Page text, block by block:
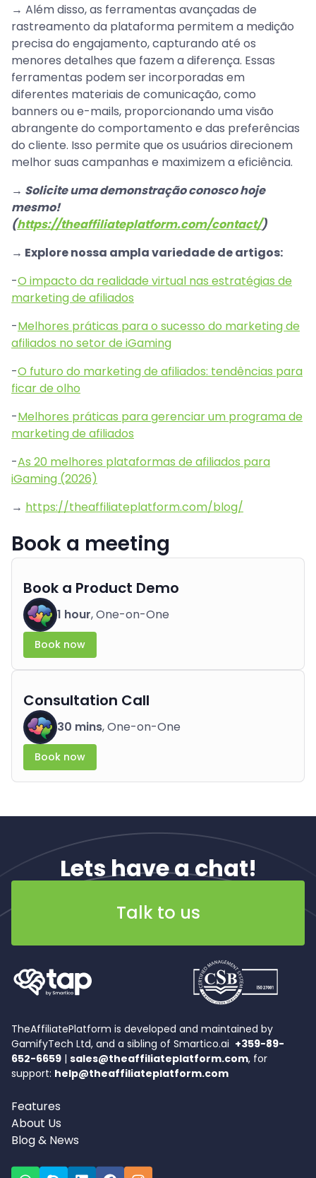
→ Além disso, as ferramentas avançadas de
rastreamento da plataforma permitem a medição
precisa do engajamento, capturando até os
menores detalhes que fazem a diferença. Essas
ferramentas podem ser incorporadas em
diferentes materiais de comunicação, como
banners ou e-mails, proporcionando uma visão
abrangente do comportamento e das preferências
do cliente. Isso permite que os usuários direcionem
melhor suas campanhas e maximizem a eficiência.
→ Solicite uma demonstração conosco hoje
mesmo!
(https://theaffiliateplatform.com/contact/)
→ Explore nossa ampla variedade de artigos:
-O impacto da realidade virtual nas estratégias de
marketing de afiliados
-Melhores práticas para o sucesso do marketing de
afiliados no setor de iGaming
-O futuro do marketing de afiliados: tendências para
ficar de olho
-Melhores práticas para gerenciar um programa de
marketing de afiliados
-As 20 melhores plataformas de afiliados para
iGaming (2026)
→ https://theaffiliateplatform.com/blog/
Book a meeting
Book a Product Demo
1 hour, One-on-One
Book now
Consultation Call
30 mins, One-on-One
Book now
Lets have a chat!
Talk to us
TheAffiliatePlatform is developed and maintained by
GamifyTech Ltd, and a sibling of Smartico.ai +359-89-
652-6659 | sales@theaffiliateplatform.com, for
support: help@theaffiliateplatform.com
Features
About Us
Blog & News